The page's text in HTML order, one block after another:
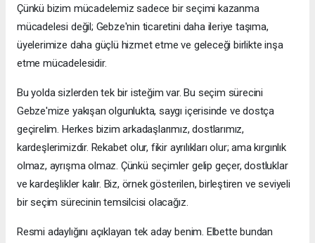
Çünkü bizim mücadelemiz sadece bir seçimi kazanma
mücadelesi değil; Gebze'nin ticaretini daha ileriye taşıma,
üyelerimize daha güçlü hizmet etme ve geleceği birlikte inşa
etme mücadelesidir.
Bu yolda sizlerden tek bir isteğim var. Bu seçim sürecini
Gebze'mize yakışan olgunlukta, saygı içerisinde ve dostça
geçirelim. Herkes bizim arkadaşlarımız, dostlarımız,
kardeşlerimizdir. Rekabet olur, fikir ayrılıkları olur; ama kırgınlık
olmaz, ayrışma olmaz. Çünkü seçimler gelip geçer, dostluklar
ve kardeşlikler kalır. Biz, örnek gösterilen, birleştiren ve seviyeli
bir seçim sürecinin temsilcisi olacağız.
Resmi adaylığını açıklayan tek aday benim. Elbette bundan